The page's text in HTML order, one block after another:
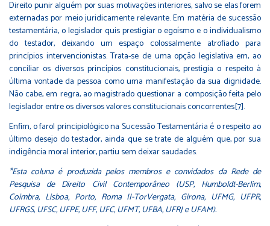
Direito punir alguém por suas motivações interiores, salvo se elas forem
externadas por meio juridicamente relevante. Em matéria de sucessão
testamentária, o legislador quis prestigiar o egoísmo e o individualismo
do testador, deixando um espaço colossalmente atroﬁado para
princípios intervencionistas. Trata-se de uma opção legislativa em, ao
conciliar os diversos princípios constitucionais, prestigia o respeito à
última vontade da pessoa como uma manifestação da sua dignidade.
Não cabe, em regra, ao magistrado questionar a composição feita pelo
legislador entre os diversos valores constitucionais concorrentes[7].
Enﬁm, o farol principiológico na Sucessão Testamentária é o respeito ao
último desejo do testador, ainda que se trate de alguém que, por sua
indigência moral interior, partiu sem deixar saudades.
*Esta coluna é produzida pelos membros e convidados da Rede de
Pesquisa de Direito Civil Contemporâneo (USP, Humboldt-Berlim,
Coimbra, Lisboa, Porto, Roma II-TorVergata, Girona, UFMG, UFPR,
UFRGS, UFSC, UFPE, UFF, UFC, UFMT, UFBA, UFRJ e UFAM).